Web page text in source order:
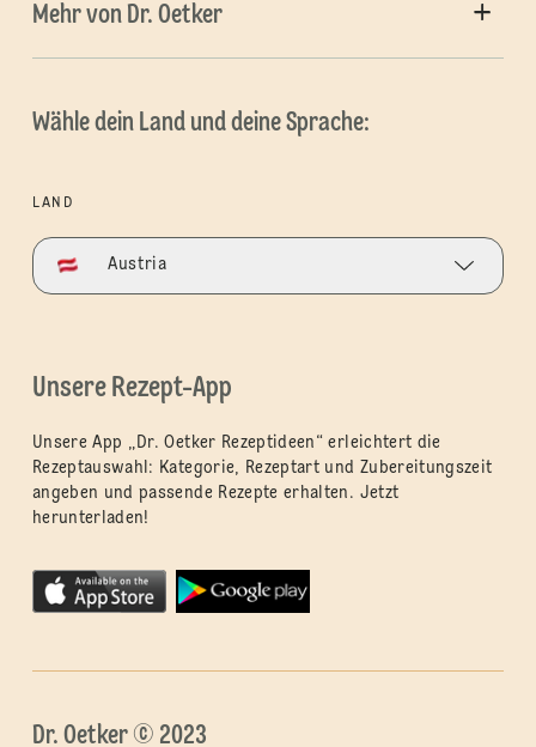
Mehr von Dr. Oetker
Wähle dein Land und deine Sprache:
LAND
Austria
Unsere Rezept-App
Unsere App „Dr. Oetker Rezeptideen“ erleichtert die
Rezeptauswahl: Kategorie, Rezeptart und Zubereitungszeit
angeben und passende Rezepte erhalten. Jetzt
herunterladen!
Dr. Oetker © 2023